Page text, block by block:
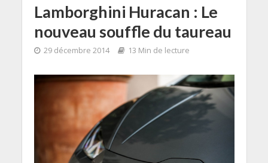
Lamborghini Huracan : Le
nouveau souffle du taureau
29 décembre 2014 13 Min de lecture